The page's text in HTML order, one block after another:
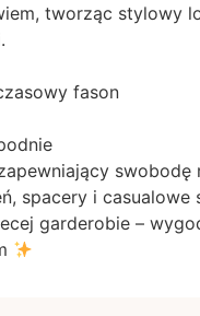
tworząc stylowy
fason
swobodę
spacery i casualowe
garderobie –